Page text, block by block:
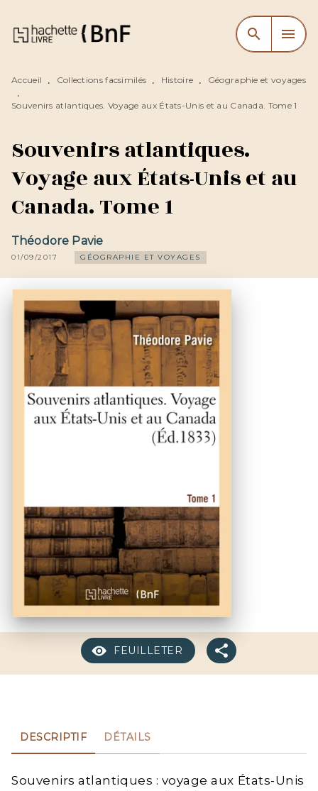
MENU RECHERCHE
CONTENU
search menu
Accueil • Collections facsimilés • Histoire •
Géographie et voyages
•
Souvenirs atlantiques. Voyage aux États-Unis et au Canada. Tome 1
Souvenirs atlantiques.
Voyage aux États-Unis et au
Canada. Tome 1
Théodore Pavie
01/09/2017 GÉOGRAPHIE ET VOYAGES
FEUILLETER
DESCRIPTIF DÉTAILS
Souvenirs atlantiques : voyage aux États-Unis